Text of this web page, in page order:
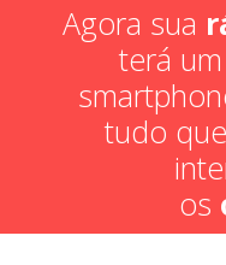
Agora sua
terá
tudo
os